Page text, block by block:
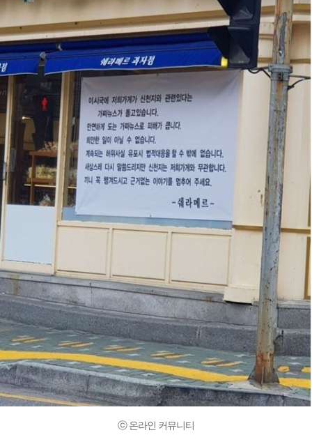
ⓒ 온라인 커뮤니티